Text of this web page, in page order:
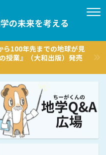
ら100年先までの地球が見
授業』（大和出版）発売